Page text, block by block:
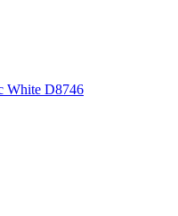
White D8746